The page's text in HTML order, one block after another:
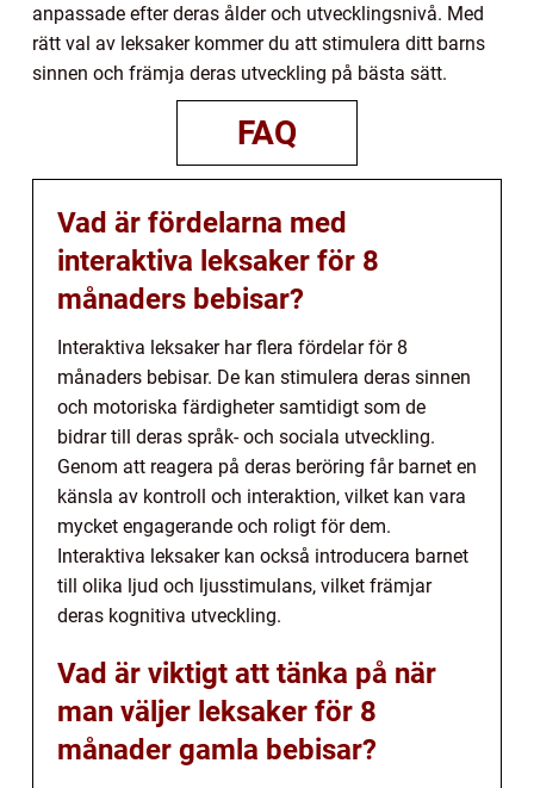
anpassade efter deras ålder och utvecklingsnivå. Med
rätt val av leksaker kommer du att stimulera ditt barns
sinnen och främja deras utveckling på bästa sätt.
FAQ
Vad är fördelarna med
interaktiva leksaker för 8
månaders bebisar?
Interaktiva leksaker har flera fördelar för 8
månaders bebisar. De kan stimulera deras sinnen
och motoriska färdigheter samtidigt som de
bidrar till deras språk- och sociala utveckling.
Genom att reagera på deras beröring får barnet en
känsla av kontroll och interaktion, vilket kan vara
mycket engagerande och roligt för dem.
Interaktiva leksaker kan också introducera barnet
till olika ljud och ljusstimulans, vilket främjar
deras kognitiva utveckling.
Vad är viktigt att tänka på när
man väljer leksaker för 8
månader gamla bebisar?